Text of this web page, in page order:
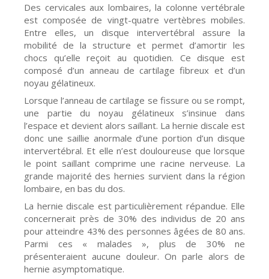
Des cervicales aux lombaires, la colonne vertébrale
est composée de vingt-quatre vertèbres mobiles.
Entre elles, un disque intervertébral assure la
mobilité de la structure et permet d’amortir les
chocs qu’elle reçoit au quotidien. Ce disque est
composé d’un anneau de cartilage fibreux et d’un
noyau gélatineux.
Lorsque l’anneau de cartilage se fissure ou se rompt,
une partie du noyau gélatineux s’insinue dans
l’espace et devient alors saillant. La hernie discale est
donc une saillie anormale d’une portion d’un disque
intervertébral. Et elle n’est douloureuse que lorsque
le point saillant comprime une racine nerveuse. La
grande majorité des hernies survient dans la région
lombaire, en bas du dos.
La hernie discale est particulièrement répandue. Elle
concernerait près de 30% des individus de 20 ans
pour atteindre 43% des personnes âgées de 80 ans.
Parmi ces « malades », plus de 30% ne
présenteraient aucune douleur. On parle alors de
hernie asymptomatique.